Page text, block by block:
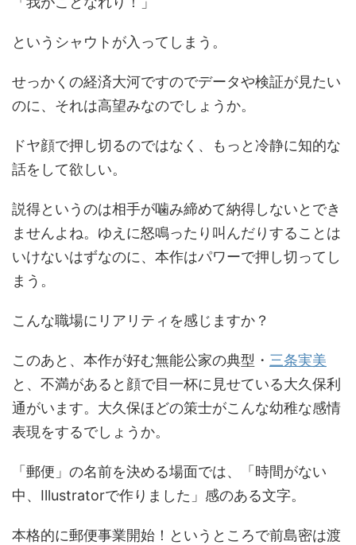
というシャウトが入ってしまう。
せっかくの経済大河ですのでデータや検証が見たい
のに、それは高望みなのでしょうか。
ドヤ顔で押し切るのではなく、もっと冷静に知的な
話をして欲しい。
説得というのは相手が噛み締めて納得しないとでき
ませんよね。ゆえに怒鳴ったり叫んだりすることは
いけないはずなのに、本作はパワーで押し切ってし
まう。
こんな職場にリアリティを感じますか？
このあと、本作が好む無能公家の典型・ 三条実美
と、不満があると顔で目一杯に見せている大久保利
通がいます。大久保ほどの策士がこんな幼稚な感情
表現をするでしょうか。
「郵便」の名前を決める場面では、「時間がない
中、Illustratorで作りました」感のある文字。
本格的に郵便事業開始！というところで前島密は渡